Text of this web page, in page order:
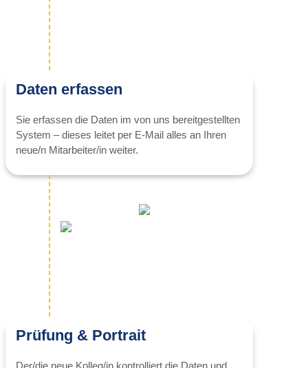
Daten erfassen
Sie erfassen die Daten im von uns bereitgestellten
System – dieses leitet per E-Mail alles an Ihren
neue/n Mitarbeiter/in weiter.
Prüfung & Portrait
Der/die neue Kolleg/in kontrolliert die Daten und